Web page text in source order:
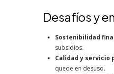
Desafíos y
Sostenibilidad
subsidios.
Calidad y servicio
quede en desuso.